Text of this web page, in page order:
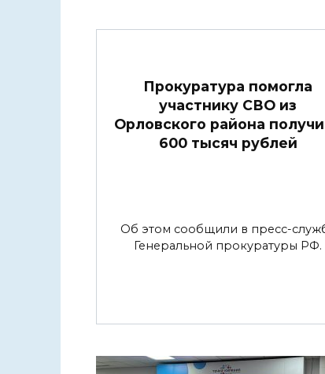
Прокуратура помогла
участнику СВО из
Орловского района
600 тысяч рублей
Об этом сообщили в пресс-
Генеральной прокуратуры РФ.